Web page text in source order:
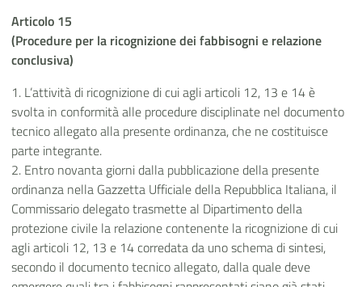
Articolo 15
(Procedure per la ricognizione dei fabbisogni e relazione
conclusiva)
1. L’attività di ricognizione di cui agli articoli 12, 13 e 14 è
svolta in conformità alle procedure disciplinate nel documento
tecnico allegato alla presente ordinanza, che ne costituisce
parte integrante.
2. Entro novanta giorni dalla pubblicazione della presente
ordinanza nella Gazzetta Ufficiale della Repubblica Italiana, il
Commissario delegato trasmette al Dipartimento della
protezione civile la relazione contenente la ricognizione di cui
agli articoli 12, 13 e 14 corredata da uno schema di sintesi,
secondo il documento tecnico allegato, dalla quale deve